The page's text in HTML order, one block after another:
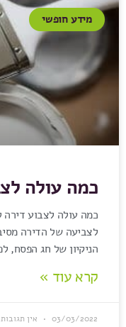
מידע חופשי
כמה עולה
כמה עולה לצבוע דירה
לצביעה של הדירה
הניקיון של חג הפסח,
קרא עוד »
03/03/2022 אין תגובות